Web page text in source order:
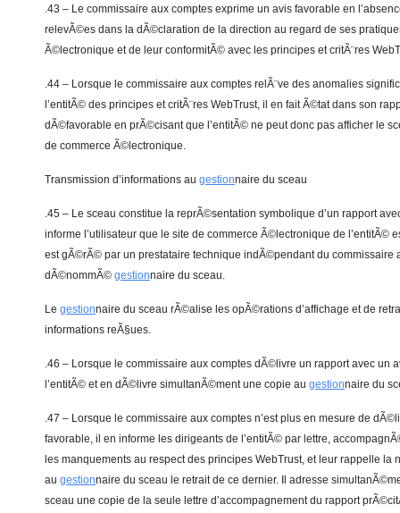
.43 – Le commissaire aux comptes exprime un avis favorable en
relevÃ©es dans la dÃ©claration de la direction au regard de ses
Ã©lectronique et de leur conformitÃ© avec les principes et critÃ¨res
.44 – Lorsque le commissaire aux comptes relÃ¨ve des anomalies
l’entitÃ© des principes et critÃ¨res WebTrust, il en fait Ã©tat dans son
dÃ©favorable en prÃ©cisant que l’entitÃ© ne peut donc pas afficher le
de commerce Ã©lectronique.
Transmission d’informations au gestionnaire du sceau
.45 – Le sceau constitue la reprÃ©sentation symbolique d’un rapport
informe l’utilisateur que le site de commerce Ã©lectronique de l’entitÃ©
est gÃ©rÃ© par un prestataire technique indÃ©pendant du commissaire
dÃ©nommÃ© gestionnaire du sceau.
Le gestionnaire du sceau rÃ©alise les opÃ©rations d’affichage et de
informations reÃ§ues.
.46 – Lorsque le commissaire aux comptes dÃ©livre un rapport avec un
l’entitÃ© et en dÃ©livre simultanÃ©ment une copie au gestionnaire du
.47 – Lorsque le commissaire aux comptes n’est plus en mesure de
favorable, il en informe les dirigeants de l’entitÃ© par lettre,
les manquements au respect des principes WebTrust, et leur rappelle
au gestionnaire du sceau le retrait de ce dernier. Il adresse
sceau une copie de la seule lettre d’accompagnement du rapport